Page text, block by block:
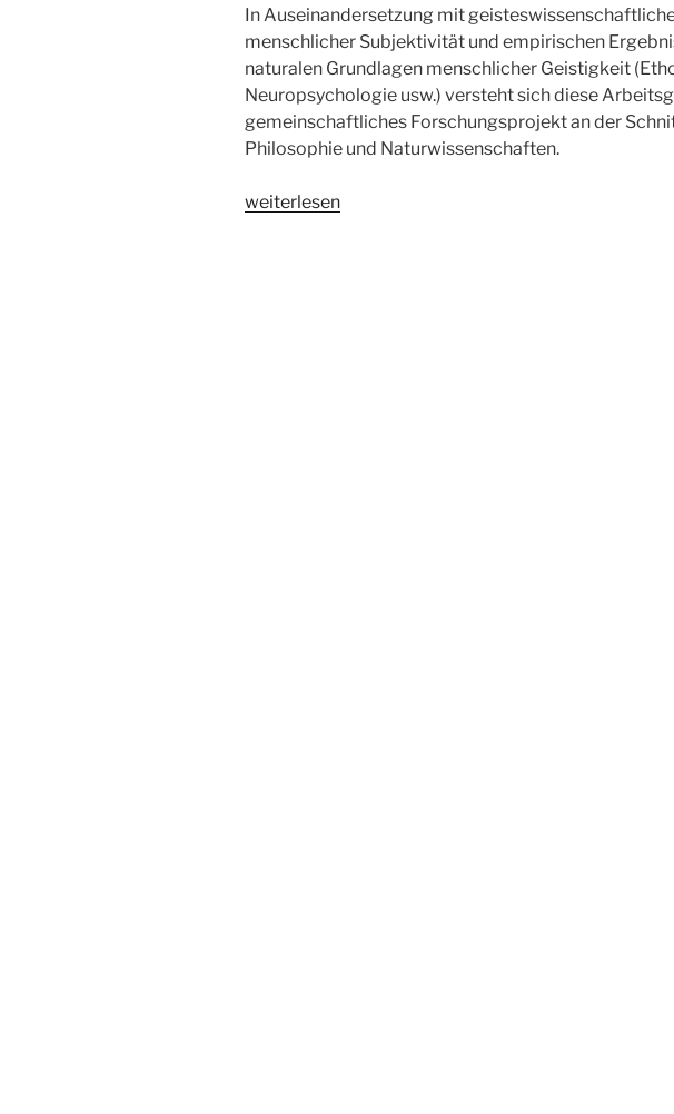
In Auseinandersetzung mit
menschlicher Subjektivität und empirischen
naturalen Grundlagen menschlicher Geistigkeit
Neuropsychologie usw.) versteht sich diese
gemeinschaftliches Forschungsprojekt an der
Philosophie und Naturwissenschaften.
„Arbeitsfeld
weiterlesen